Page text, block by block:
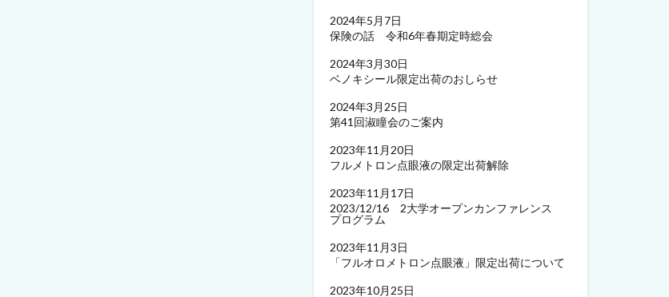
2024年5月7日
保険の話 令和6年春期定時総会
2024年3月30日
ベノキシール限定出荷のおしらせ
2024年3月25日
第41回淑瞳会のご案内
2023年11月20日
フルメトロン点眼液の限定出荷解除
2023年11月17日
2023/12/16 2大学オープンカンファレンス
プログラム
2023年11月3日
「フルオロメトロン点眼液」限定出荷について
2023年10月25日